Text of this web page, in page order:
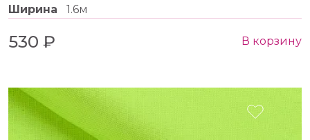
Ширина 1.6м
530 ₽ В корзину